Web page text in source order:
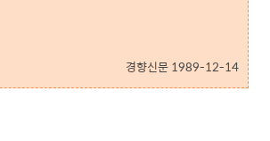
경향신문 1989-12-14